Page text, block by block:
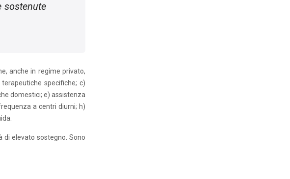
sostenute
anche in regime privato,
specifiche; c)
domestici; e) assistenza
a centri diurni; h)
di elevato sostegno. Sono